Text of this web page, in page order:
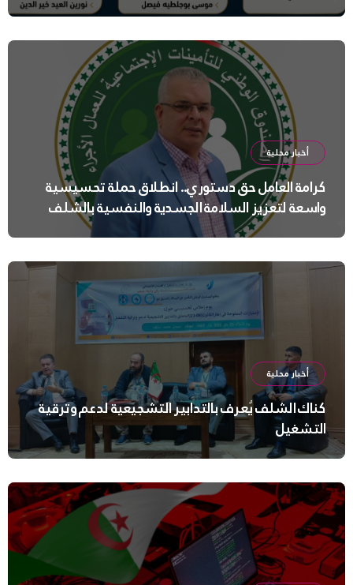
أخبار محلية
كرامة العامل حق دستوري.. انطلاق حملة تحسيسية
واسعة لتعزيز السلامة الجسدية والنفسية بالشلف
أخبار محلية
كناك الشلف يُعرف بالتدابير التشجيعية لدعم وترقية
التشغيل